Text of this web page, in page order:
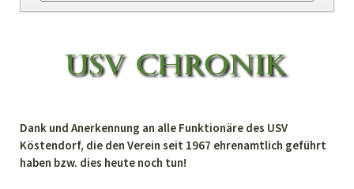
überspringen
Dank und Anerkennung an alle Funktionäre des USV
Köstendorf, die den Verein seit 1967 ehrenamtlich geführt
haben bzw. dies heute noch tun!